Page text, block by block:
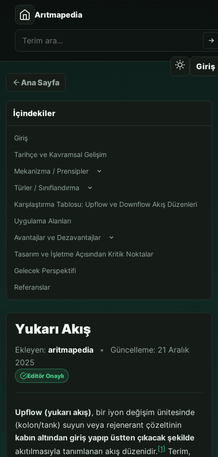
Arıtmapedia
Giriş
Ana Sayfa
İçindekiler
Giriş
Tarihçe ve Kavramsal Gelişim
Mekanizma / Prensipler
Türler / Sınıflandırma
Karşılaştırma Tablosu: Upflow ve Downflow Akış Düzenleri
Uygulama Alanları
Avantajlar ve Dezavantajlar
Tasarım ve İşletme Açısından Kritik Noktalar
Gelecek Perspektifi
Referanslar
Yukarı Akış
Ekleyen: aritmapedia •
Güncelleme: 21 Aralık
2025
Editör Onaylı
Upflow (yukarı akış), bir iyon değişim ünitesinde
(kolon/tank) suyun veya rejenerant çözeltinin
kabın altından giriş yapıp üstten çıkacak şekilde
akıtılmasıyla tanımlanan akış düzenidir.[1] Terim,